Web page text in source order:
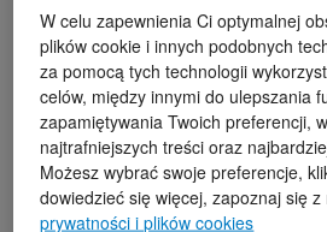
W celu zapewnienia Ci optymalnej
plików cookie i innych podobnych
za pomocą tych technologii
celów, między innymi do ulepszania
zapamiętywania Twoich preferencji,
najtrafniejszych treści oraz
Możesz wybrać swoje preferencje,
dowiedzieć się więcej, zapoznaj się z
prywatności i plików cookies